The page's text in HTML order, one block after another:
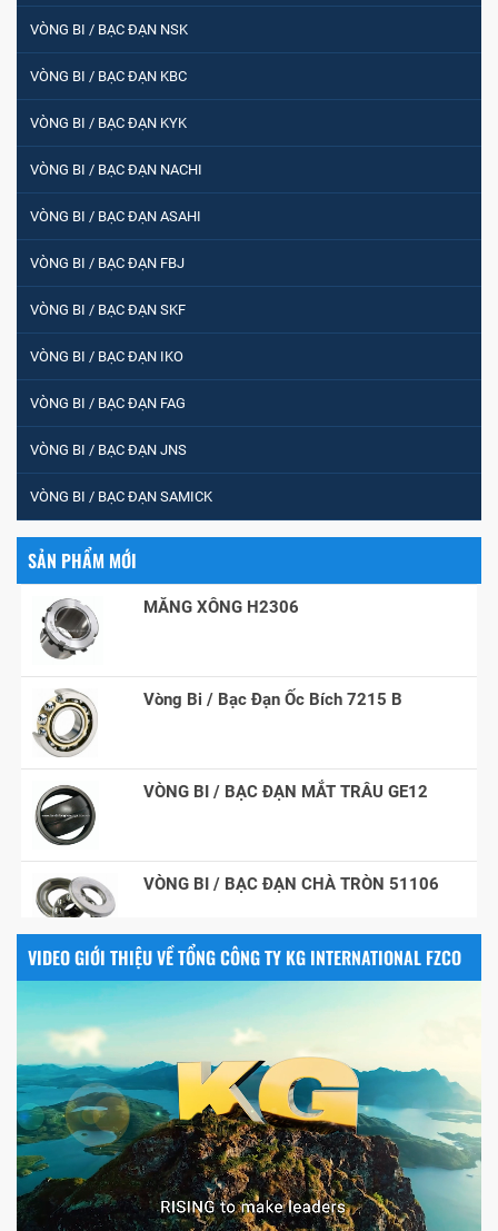
VÒNG BI / BẠC ĐẠN NSK
VÒNG BI / BẠC ĐẠN KBC
VÒNG BI / BẠC ĐẠN KYK
VÒNG BI / BẠC ĐẠN NACHI
VÒNG BI / BẠC ĐẠN ASAHI
VÒNG BI / BẠC ĐẠN FBJ
VÒNG BI / BẠC ĐẠN SKF
VÒNG BI / BẠC ĐẠN IKO
VÒNG BI / BẠC ĐẠN FAG
VÒNG BI / BẠC ĐẠN JNS
VÒNG BI / BẠC ĐẠN SAMICK
SẢN PHẨM MỚI
VÒNG BI / BẠC ĐẠN NHÀO CÀ NA 24134
Vòng bi / Bạc đạn tròn : 698
VÒNG BI PHS20
5200
VÒNG BI / BẠC ĐẠN CHÀ TRÒN 51105
VÒNG BI / BẠC ĐẠN CỐT BƠM NƯỚC
12x12x26
MĂNG XÔNG H2306
Vòng Bi / Bạc Đạn Ốc Bích 7215 B
VÒNG BI / BẠC ĐẠN MẮT TRÂU GE12
VÒNG BI / BẠC ĐẠN CHÀ TRÒN 51106
VÒNG BI / BẠC ĐẠN NHÀO CÀ NA 24134
Vòng bi / Bạc đạn tròn : 698
VÒNG BI PHS20
VIDEO GIỚI THIỆU VỀ TỔNG CÔNG TY KG INTERNATIONAL FZCO